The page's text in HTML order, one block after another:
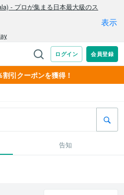
引クーポンを獲得！
告知